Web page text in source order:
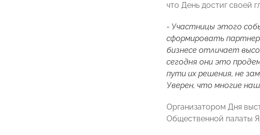
что День достиг своей
- Участницы этого
сформировать
бизнесе отличает
сегодня они это
пути их решения, не
Уверен, что многие
Организатором Дня
Общественной палаты